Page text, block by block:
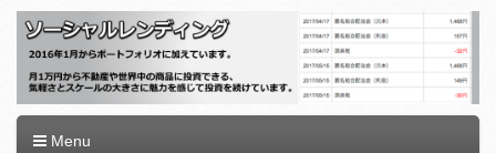
ソーシャルレンディング
Menu